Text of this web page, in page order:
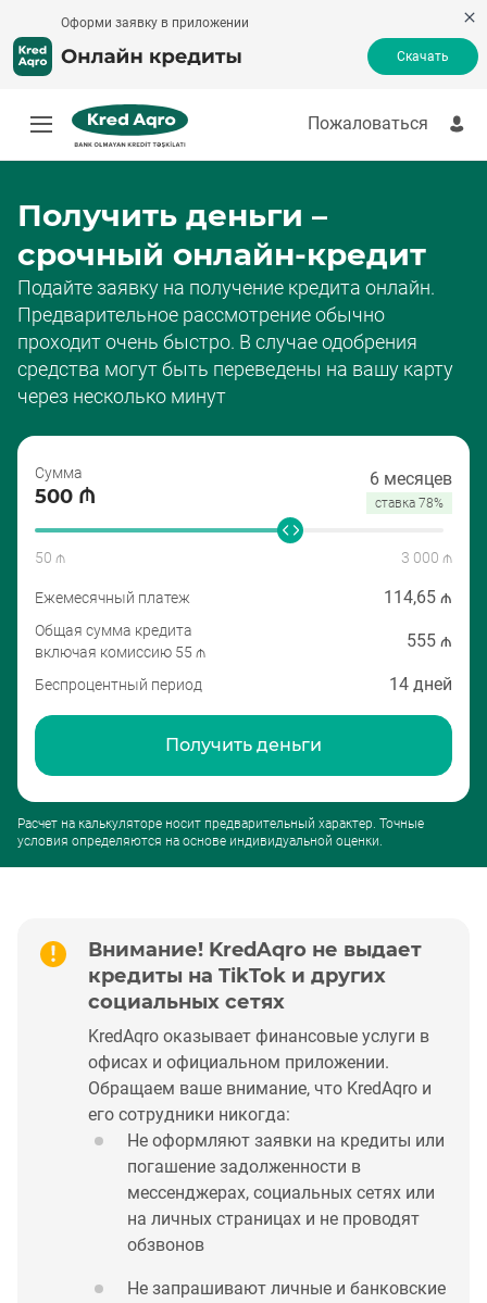
Оформи заявку в приложении
Скачать
Быстрый кредит
Получить деньги в долг
Онлайн-кредит
Оплатить кредит
Кредит без банка
Кредит безработным
Кредитные продукты
Пожаловаться
Пожаловаться
Получить деньги –
срочный онлайн-кредит
Подайте заявку на получение кредита онлайн.
Предварительное рассмотрение обычно
проходит очень быстро. В случае одобрения
средства могут быть переведены на вашу карту
через несколько минут
Сумма
500 ₼
6 месяцев
ставка 78%
50 ₼ 3 000 ₼
Ежемесячный платеж 114,65 ₼
Общая сумма кредита
включая комиссию 55 ₼
555 ₼
Беспроцентный период 14 дней
Получить деньги
Расчет на калькуляторе носит предварительный характер. Точные
условия определяются на основе индивидуальной оценки.
Внимание! KredAqro не выдает
кредиты на TikTok и других
социальных сетях
KredAqro оказывает финансовые услуги в
офисах и официальном приложении.
Обращаем ваше внимание, что KredAqro и
его сотрудники никогда:
Не оформляют заявки на кредиты или
погашение задолженности в
мессенджерах, социальных сетях или
на личных страницах и не проводят
обзвонов
Не запрашивают личные и банковские